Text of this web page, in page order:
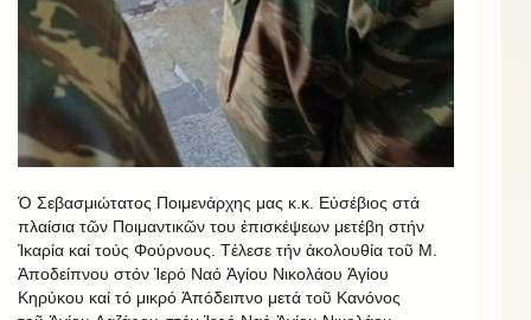
Ὁ Σεβασμιώτατος Ποιμενάρχης μας κ.κ. Εὐσέβιος στά
πλαίσια τῶν Ποιμαντικῶν του ἐπισκέψεων μετέβη στήν
Ἰκαρία καί τούς Φούρνους. Τἐλεσε τήν ἀκολουθία τοῦ Μ.
Ἀποδείπνου στόν Ἱερό Ναό Ἁγίου Νικολάου Ἁγίου
Κηρύκου καί τό μικρό Ἀπόδειπνο μετά τοῦ Kανόνος